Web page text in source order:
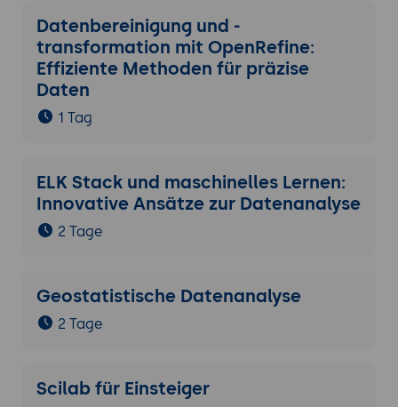
Datenbereinigung und -
transformation mit OpenRefine:
Effiziente Methoden für präzise
Daten
1 Tag
ELK Stack und maschinelles Lernen:
Innovative Ansätze zur Datenanalyse
2 Tage
Geostatistische Datenanalyse
2 Tage
Scilab für Einsteiger